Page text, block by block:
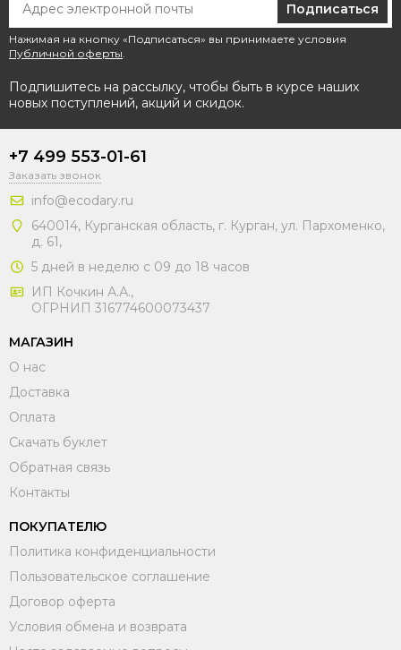
Подписаться
Нажимая на кнопку «Подписаться» вы принимаете условия
Публичной оферты.
Подпишитесь на рассылку, чтобы быть в курсе наших
новых поступлений, акций и скидок.
+7 499 553-01-61
Заказать звонок
info@ecodary.ru
640014, Курганская область, г. Курган, ул. Пархоменко,
д. 61,
5 дней в неделю с 09 до 18 часов
ИП Кочкин А.А.,
ОГРНИП 316774600073437
МАГАЗИН
О нас
Доставка
Оплата
Скачать буклет
Обратная связь
Контакты
ПОКУПАТЕЛЮ
Политика конфиденциальности
Пользовательское соглашение
Договор оферта
Условия обмена и возврата